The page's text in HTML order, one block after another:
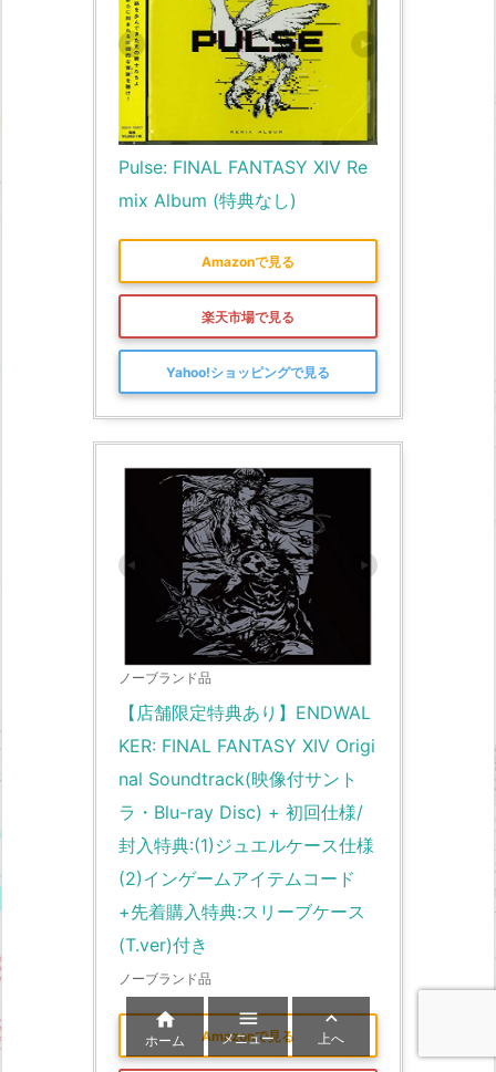
Pulse: FINAL FANTASY XIV Re
mix Album (特典なし)
Amazonで見る
楽天市場で見る
Yahoo!ショッピングで見る
ノーブランド品
【店舗限定特典あり】ENDWAL
KER: FINAL FANTASY XIV Origi
nal Soundtrack(映像付サント
ラ・Blu-ray Disc) + 初回仕様/
封入特典:(1)ジュエルケース仕様
(2)インゲームアイテムコード
+先着購入特典:スリーブケース
(T.ver)付き
ノーブランド品
Amazonで見る

ホーム

メニュー

上へ